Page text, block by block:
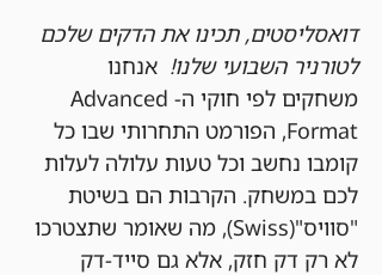
דואסליסטים, תכינו את הדקים שלכם
לטורניר השבועי שלנו!
  אנחנו
משחקים לפי חוקי ה-Advanced
Format, הפורמט התחרותי שבו כל
קומבו נחשב וכל טעות עלולה לעלות
לכם במשחק. הקרבות הם בשיטת
"סוויס"(Swiss), מה שאומר שתצטרכו
לא רק דק חזק, אלא גם סייד-דק